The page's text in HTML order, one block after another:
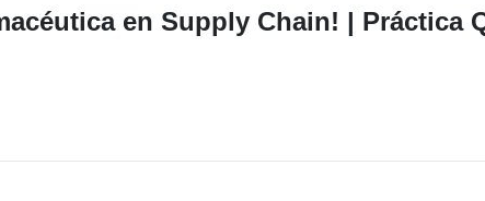
en Supply Chain! | Práctica